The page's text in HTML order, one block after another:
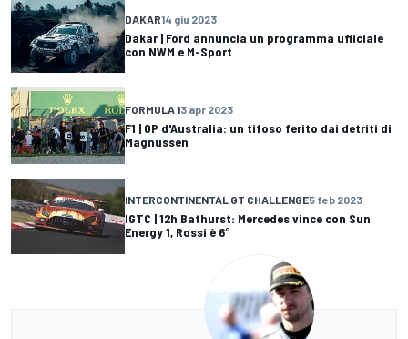
DAKAR14 giu 2023
Dakar | Ford annuncia un programma ufficiale
con NWM e M-Sport
FORMULA 13 apr 2023
F1 | GP d'Australia: un tifoso ferito dai detriti di
Magnussen
INTERCONTINENTAL GT CHALLENGE5 feb 2023
IGTC | 12h Bathurst: Mercedes vince con Sun
Energy 1, Rossi è 6°